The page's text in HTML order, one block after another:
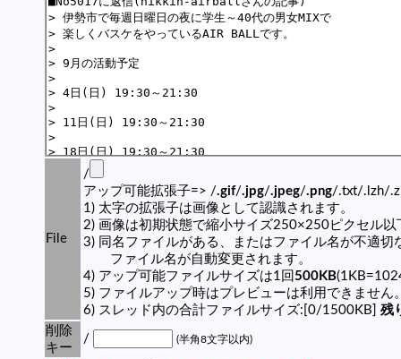
File
/
アップ可能拡張子=> /.gif/.jpg/.jpeg/.png/.txt/.lzh/
1) 太字の拡張子は画像として認識されます。
2) 画像は初期状態で縮小サイズ250×250ピクセル以
3) 同名ファイルがある、またはファイル名が不適切
ファイル名が自動変更されます。
4) アップ可能ファイルサイズは1回 500KB
5) ファイルアップ時はプレビューは利用できません
6) スレッド内の合計ファイルサイズ:[0/1500KB] 残
削除
キー
/ (半角8文字以内)